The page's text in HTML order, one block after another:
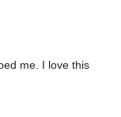
me. I love this